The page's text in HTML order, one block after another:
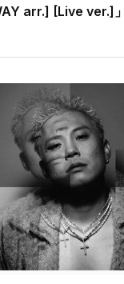
arr.] [Live ver.]